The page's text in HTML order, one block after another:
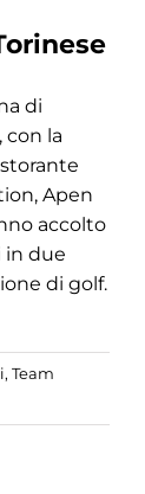
di
con la
Apen
accolto
in due
di golf.
, Team